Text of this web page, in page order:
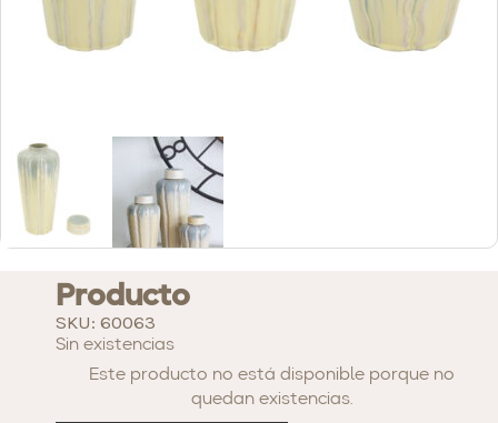
Producto
SKU: 60063
Sin existencias
Este producto no está disponible porque no
quedan existencias.